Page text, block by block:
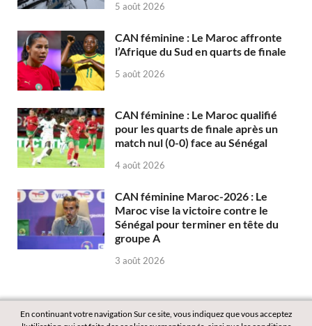
5 août 2026
CAN féminine : Le Maroc affronte
l’Afrique du Sud en quarts de finale
5 août 2026
CAN féminine : Le Maroc qualifié
pour les quarts de finale après un
match nul (0-0) face au Sénégal
4 août 2026
CAN féminine Maroc-2026 : Le
Maroc vise la victoire contre le
Sénégal pour terminer en tête du
groupe A
3 août 2026
En continuant votre navigation Sur ce site, vous indiquez que vous acceptez